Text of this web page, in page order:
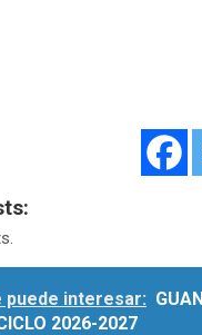
puede interesar:
2026-2027